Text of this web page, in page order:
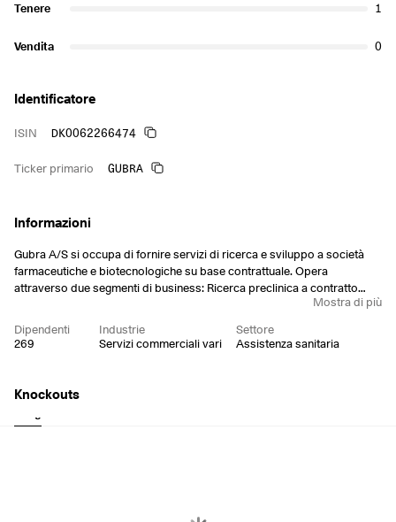
Tenere 1
Vendita 0
Informazioni
Gubra A/S si occupa di fornire servizi di ricerca e sviluppo a società
farmaceutiche e biotecnologiche su base contrattuale. Opera
attraverso due segmenti di business: Ricerca preclinica a contratto
(CRO), Scoperta e partnership (D e P) e Gubra Green. Il segmento CRO
nell'ambito delle malattie metaboliche e fibrotiche. Il segmento D e P
Il segmento Gubra Green riguarda gli investimenti in attività di targeting.
sede a Hørsholm, in Danimarca.
Mostra di più
Dipendenti
269
Industrie
Servizi commerciali vari
Settore
Assistenza sanitaria
Identificatore
ISIN DK0062266474
Ticker primario GUBRA
Knockouts